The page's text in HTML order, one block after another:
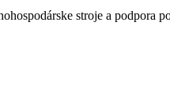
stroje a